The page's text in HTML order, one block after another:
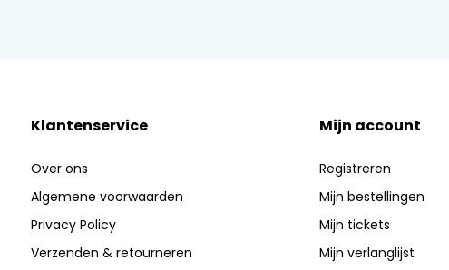
Klantenservice
Over ons
Algemene voorwaarden
Privacy Policy
Verzenden & retourneren
Mijn account
Registreren
Mijn bestellingen
Mijn tickets
Mijn verlanglijst